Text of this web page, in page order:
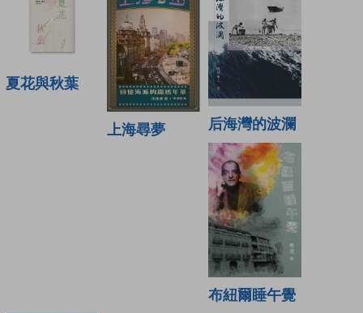
夏花與秋葉
上海尋夢 后海灣的波瀾
布紐爾睡午覺